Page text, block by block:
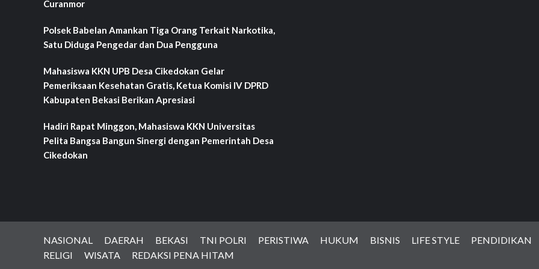
Curanmor
Polsek Babelan Amankan Tiga Orang Terkait Narkotika,
Satu Diduga Pengedar dan Dua Pengguna
Mahasiswa KKN UPB Desa Cikedokan Gelar
Pemeriksaan Kesehatan Gratis, Ketua Komisi IV DPRD
Kabupaten Bekasi Berikan Apresiasi
Hadiri Rapat Minggon, Mahasiswa KKN Universitas
Pelita Bangsa Bangun Sinergi dengan Pemerintah Desa
Cikedokan
NASIONAL DAERAH BEKASI TNI POLRI PERISTIWA HUKUM BISNIS LIFE STYLE PENDIDIKAN
RELIGI
WISATA REDAKSI PENA HITAM